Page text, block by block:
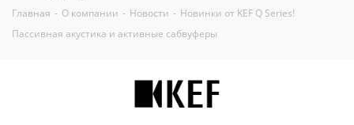
Главная - О компании - Новости - Новинки от KEF Q Series!
Пассивная акустика и активные сабвуферы